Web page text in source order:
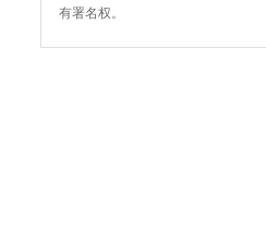
有署名权。